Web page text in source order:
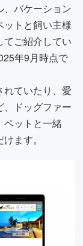
、バケーション
ットと飼い主様
てご紹介してい
年9月時点で
れていたり、愛
、ドッグファー
ペットと一緒
ます。